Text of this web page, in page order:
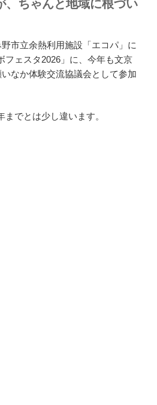
ちゃんと地域に根づい
市立余熱利用施設「エコパ」に
フェスタ2026」に、今年も文京
なか体験交流協議会として参加
でとは少し違います。